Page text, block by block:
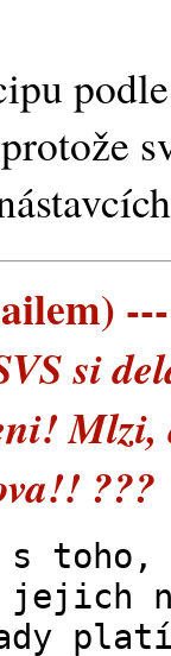
si
Mlzi,
???
s
jejich